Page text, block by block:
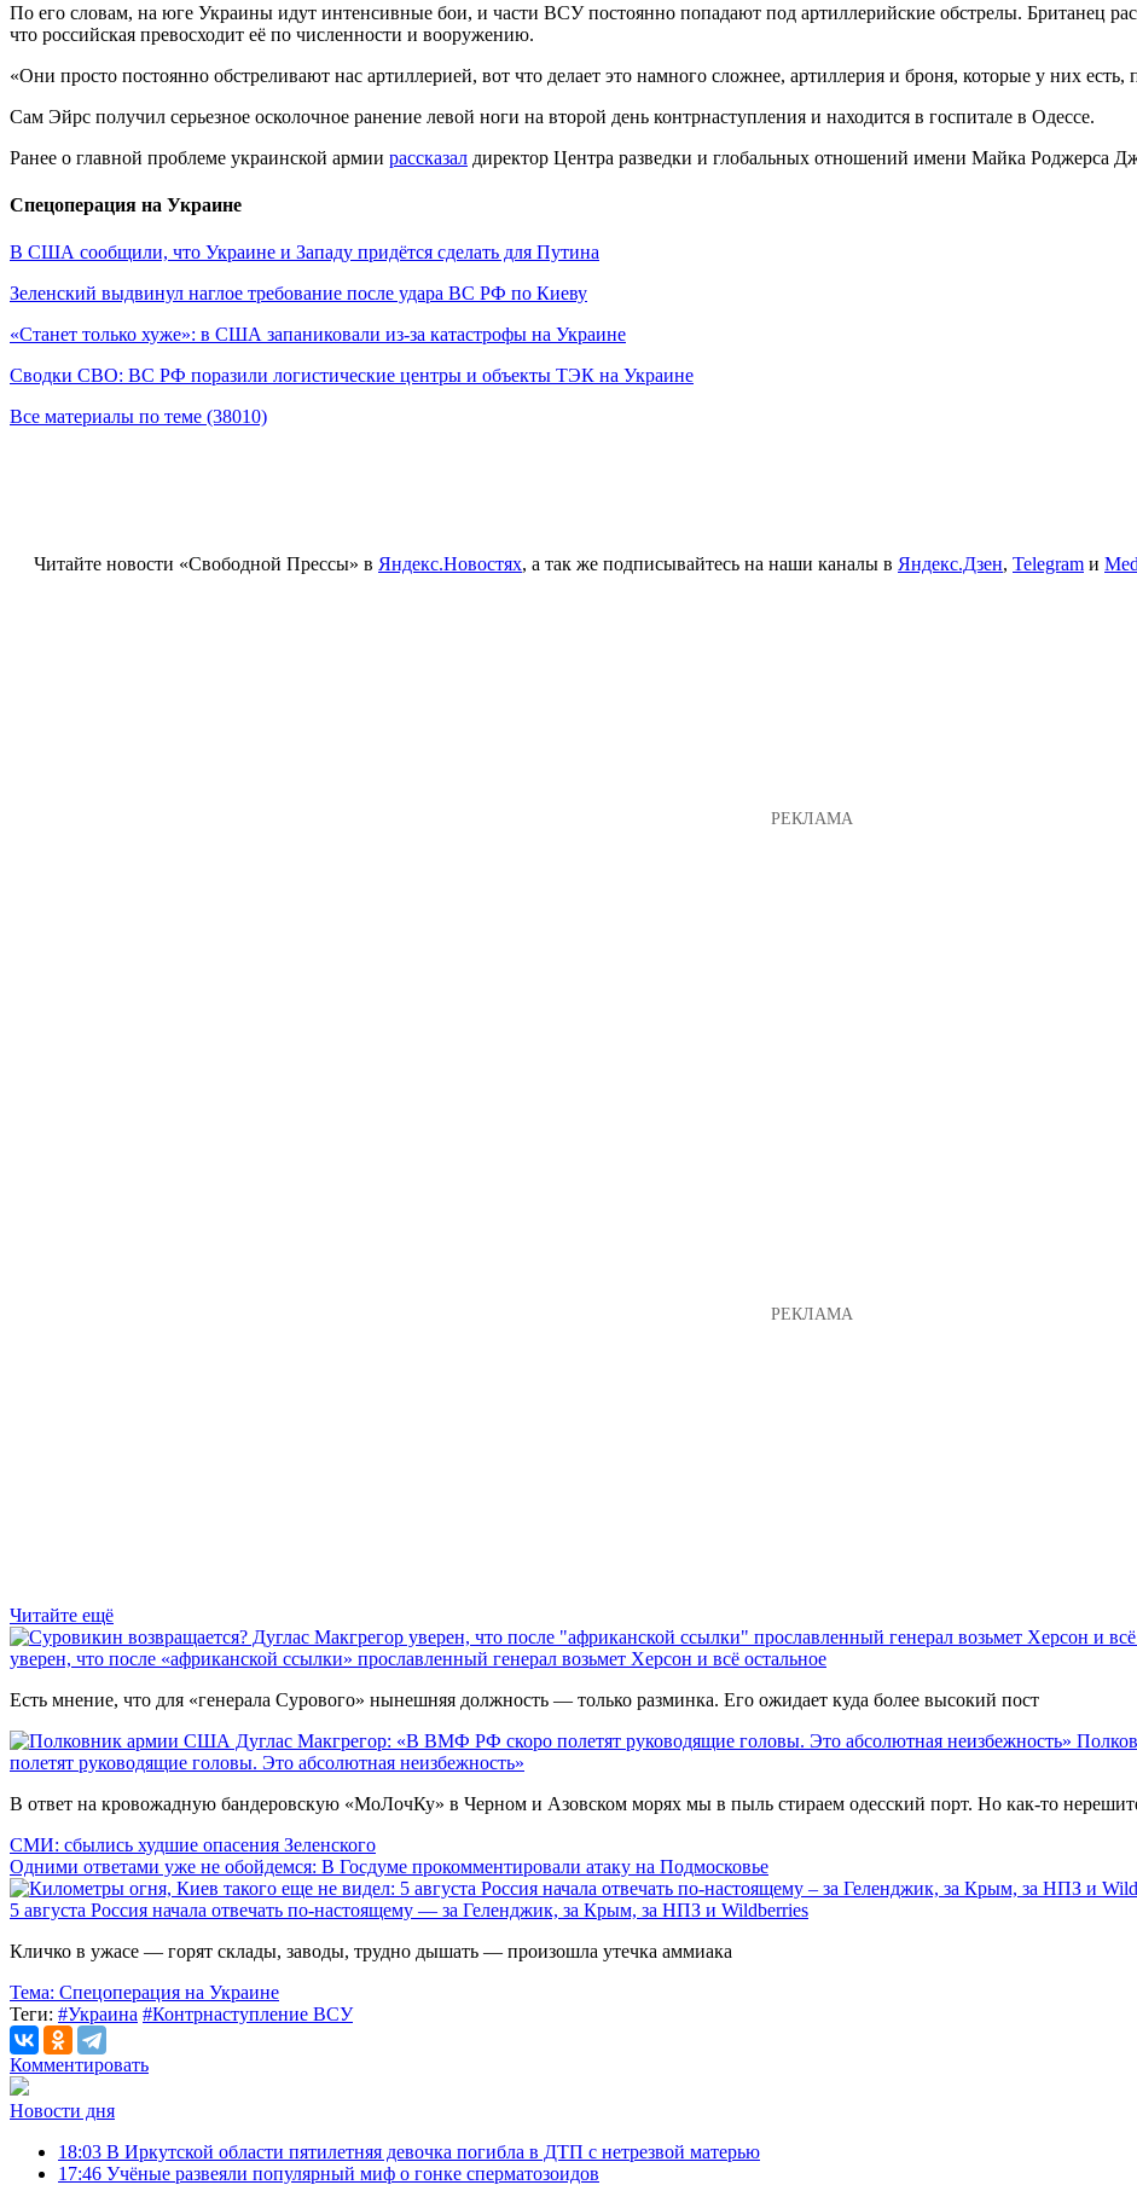
По его словам, на юге Украины идут интенсивные бои, и части ВСУ постоянно попадают под артиллерийские обстрелы. Британец
что российская превосходит её по численности и вооружению.
«Они просто постоянно обстреливают нас артиллерией, вот что делает это намного сложнее, артиллерия и броня, которые у них
Сам Эйрс получил серьезное осколочное ранение левой ноги на второй день контрнаступления и находится в госпитале в Одессе.
Ранее о главной проблеме украинской армии рассказал директор Центра разведки и глобальных отношений имени Майка Роджерса
Спецоперация на Украине
В США сообщили, что Украине и Западу придётся сделать для Путина
Зеленский выдвинул наглое требование после удара ВС РФ по Киеву
«Станет только хуже»: в США запаниковали из-за катастрофы на Украине
Сводки СВО: ВС РФ поразили логистические центры и объекты ТЭК на Украине
Все материалы по теме (38010)
Читайте новости «Свободной Прессы» в Яндекс.Новостях, а так же подписывайтесь на наши каналы в Яндекс.Дзен, Telegram и
Читайте ещё
уверен, что после «африканской ссылки» прославленный генерал возьмет Херсон и всё остальное
Есть мнение, что для «генерала Сурового» нынешняя должность — только разминка. Его ожидает куда более высокий пост
полетят руководящие головы. Это абсолютная неизбежность»
В ответ на кровожадную бандеровскую «МоЛочКу» в Черном и Азовском морях мы в пыль стираем одесский порт. Но как-то
СМИ: сбылись худшие опасения Зеленского
Одними ответами уже не обойдемся: В Госдуме прокомментировали атаку на Подмосковье
5 августа Россия начала отвечать по-настоящему — за Геленджик, за Крым, за НПЗ и Wildberries
Кличко в ужасе — горят склады, заводы, трудно дышать — произошла утечка аммиака
Тема: Спецоперация на Украине
Теги: #Украина #Контрнаступление ВСУ
Комментировать
Новости дня
18:03 В Иркутской области пятилетняя девочка погибла в ДТП с нетрезвой матерью
17:46 Учёные развеяли популярный миф о гонке сперматозоидов